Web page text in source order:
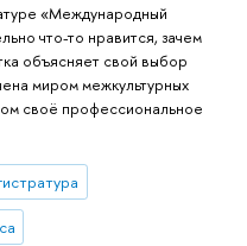
«Международный
что-то нравится, зачем
объясняет свой выбор
миром межкультурных
своё профессиональное